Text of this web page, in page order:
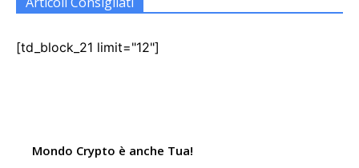
[td_block_21 limit="12"]
Mondo Crypto è anche Tua!